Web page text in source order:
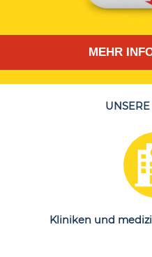
MEHR
Kliniken und